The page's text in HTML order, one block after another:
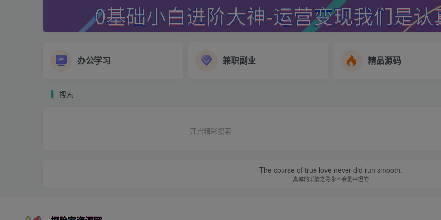
办公学习 兼职副业 精品源码
搜索
开启精彩搜索
The course of true love never did run smooth.
真诚的爱情之路永不会是平坦的